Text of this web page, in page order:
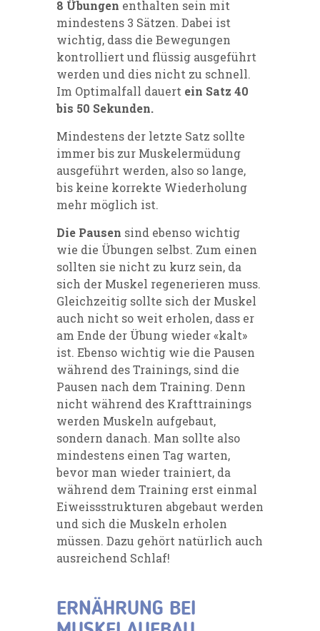
8 Übungen enthalten sein mit
mindestens 3 Sätzen. Dabei ist
wichtig, dass die Bewegungen
kontrolliert und flüssig ausgeführt
werden und dies nicht zu schnell.
Im Optimalfall dauert ein Satz 40
bis 50 Sekunden.
Mindestens der letzte Satz sollte
immer bis zur Muskelermüdung
ausgeführt werden, also so lange,
bis keine korrekte Wiederholung
mehr möglich ist.
Die Pausen sind ebenso wichtig
wie die Übungen selbst. Zum einen
sollten sie nicht zu kurz sein, da
sich der Muskel regenerieren muss.
Gleichzeitig sollte sich der Muskel
auch nicht so weit erholen, dass er
am Ende der Übung wieder «kalt»
ist. Ebenso wichtig wie die Pausen
während des Trainings, sind die
Pausen nach dem Training. Denn
nicht während des Krafttrainings
werden Muskeln aufgebaut,
sondern danach. Man sollte also
mindestens einen Tag warten,
bevor man wieder trainiert, da
während dem Training erst einmal
Eiweissstrukturen abgebaut werden
und sich die Muskeln erholen
müssen. Dazu gehört natürlich auch
ausreichend Schlaf!
ERNÄHRUNG BEI